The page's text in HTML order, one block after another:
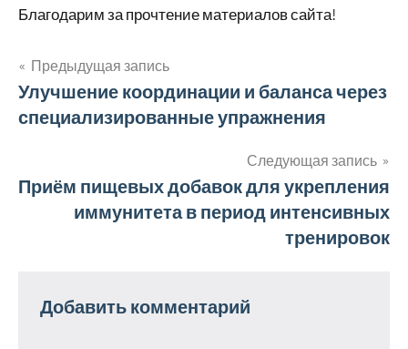
Благодарим за прочтение материалов сайта!
Навигация
по
Предыдущая запись
Улучшение координации и баланса через
специализированные упражнения
Следующая запись
Приём пищевых добавок для укрепления
иммунитета в период интенсивных
тренировок
Добавить комментарий